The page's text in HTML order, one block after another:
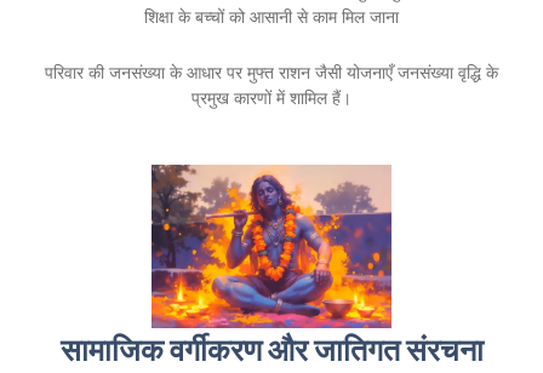
शिक्षा के बच्चों को आसानी से काम मिल जाना
परिवार की जनसंख्या के आधार पर मुफ्त राशन जैसी योजनाएँ जनसंख्या वृद्धि के
प्रमुख कारणों में शामिल हैं।
सामाजिक वर्गीकरण और जातिगत संरचना